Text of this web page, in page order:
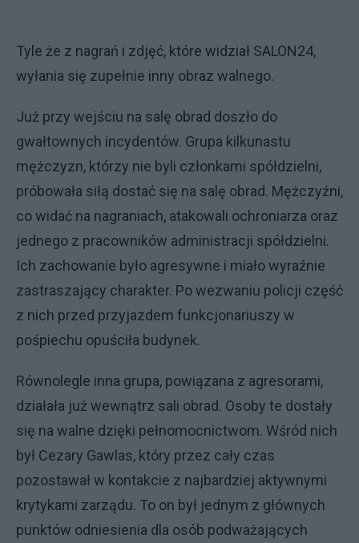
Tyle że z nagrań i zdjęć, które widział SALON24,
wyłania się zupełnie inny obraz walnego.
Już przy wejściu na salę obrad doszło do
gwałtownych incydentów. Grupa kilkunastu
mężczyzn, którzy nie byli członkami spółdzielni,
próbowała siłą dostać się na salę obrad. Mężczyźni,
co widać na nagraniach, atakowali ochroniarza oraz
jednego z pracowników administracji spółdzielni.
Ich zachowanie było agresywne i miało wyraźnie
zastraszający charakter. Po wezwaniu policji część
z nich przed przyjazdem funkcjonariuszy w
pośpiechu opuściła budynek.
Równolegle inna grupa, powiązana z agresorami,
działała już wewnątrz sali obrad. Osoby te dostały
się na walne dzięki pełnomocnictwom. Wśród nich
był Cezary Gawlas, który przez cały czas
pozostawał w kontakcie z najbardziej aktywnymi
krytykami zarządu. To on był jednym z głównych
punktów odniesienia dla osób podważających